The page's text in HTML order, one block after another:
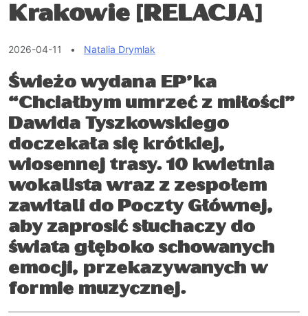
Krakowie [RELACJA]
2026-04-11 • Natalia Drymlak
Świeżo wydana EP’ka
“Chciałbym umrzeć z miłości”
Dawida Tyszkowskiego
doczekała się krótkiej,
wiosennej trasy. 10 kwietnia
wokalista wraz z zespołem
zawitali do Poczty Głównej,
aby zaprosić słuchaczy do
świata głęboko schowanych
emocji, przekazywanych w
formie muzycznej.